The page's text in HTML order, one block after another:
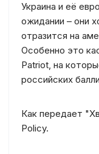
Украина и её
ожидании – они
отразится на
Особенно это
Patriot, на
российских
Как передает
Policy.